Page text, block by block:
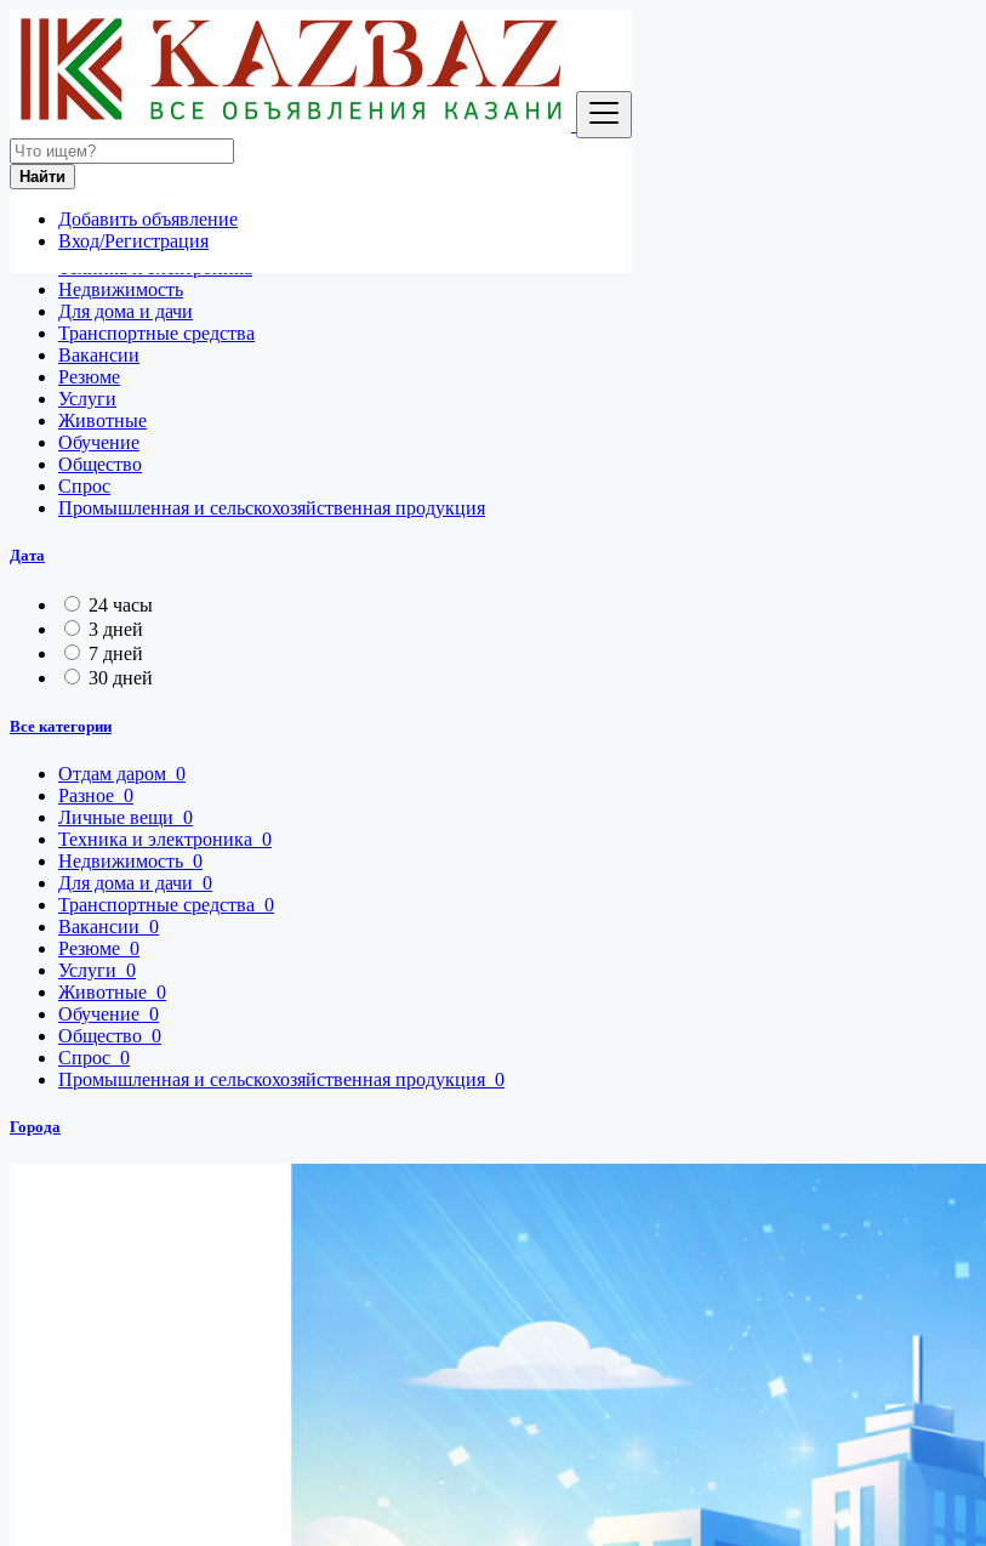
Найти
Добавить объявление
Вход/Регистрация
Россия
Разное
Личные вещи
Недвижимость
Для дома и дачи
Транспортные средства
Вакансии
Резюме
Услуги
Животные
Обучение
Общество
Спрос
Промышленная и сельскохозяйственная продукция
Дата
24 часы
3 дней
7 дней
30 дней
Все категории
Отдам даром 0
Разное 0
Личные вещи 0
Техника и электроника 0
Недвижимость 0
Для дома и дачи 0
Транспортные средства 0
Вакансии 0
Резюме 0
Услуги 0
Животные 0
Обучение 0
Общество 0
Спрос 0
Промышленная и сельскохозяйственная продукция 0
Города